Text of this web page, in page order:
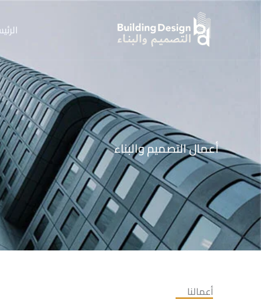
أعمال التصميم والبناء
أعمالنا